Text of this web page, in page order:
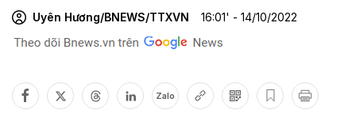
Uyên Hương/BNEWS/TTXVN 16:01' - 14/10/2022
Zalo